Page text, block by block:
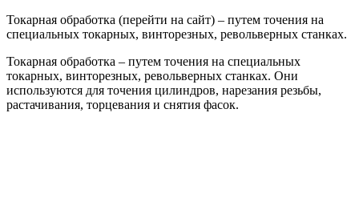
Токарная обработка (перейти на сайт) – путем точения на
специальных токарных, винторезных, револьверных станках.
Токарная обработка – путем точения на специальных
токарных, винторезных, револьверных станках. Они
используются для точения цилиндров, нарезания резьбы,
растачивания, торцевания и снятия фасок.